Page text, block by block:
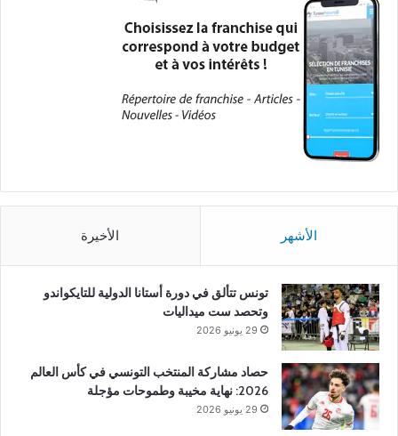
الأشهر الأخيرة
تونس تتألق في دورة أستانا الدولية للتايكواندو
وتحصد ست ميداليات
29 يونيو 2026
حصاد مشاركة المنتخب التونسي في كأس العالم
2026: نهاية مخيبة وطموحات مؤجلة
29 يونيو 2026